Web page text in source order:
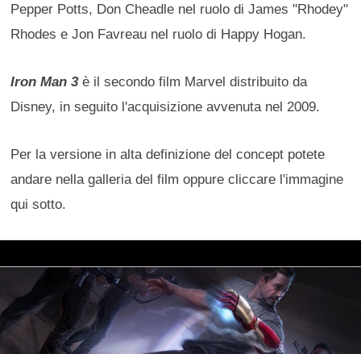
Pepper Potts, Don Cheadle nel ruolo di James "Rhodey"
Rhodes e Jon Favreau nel ruolo di Happy Hogan.
Iron Man 3è il secondo film Marvel distribuito da
Disney, in seguito l'acquisizione avvenuta nel 2009.
Per la versione in alta definizione del concept potete
andare nella galleria del film oppure cliccare l'immagine
qui sotto.